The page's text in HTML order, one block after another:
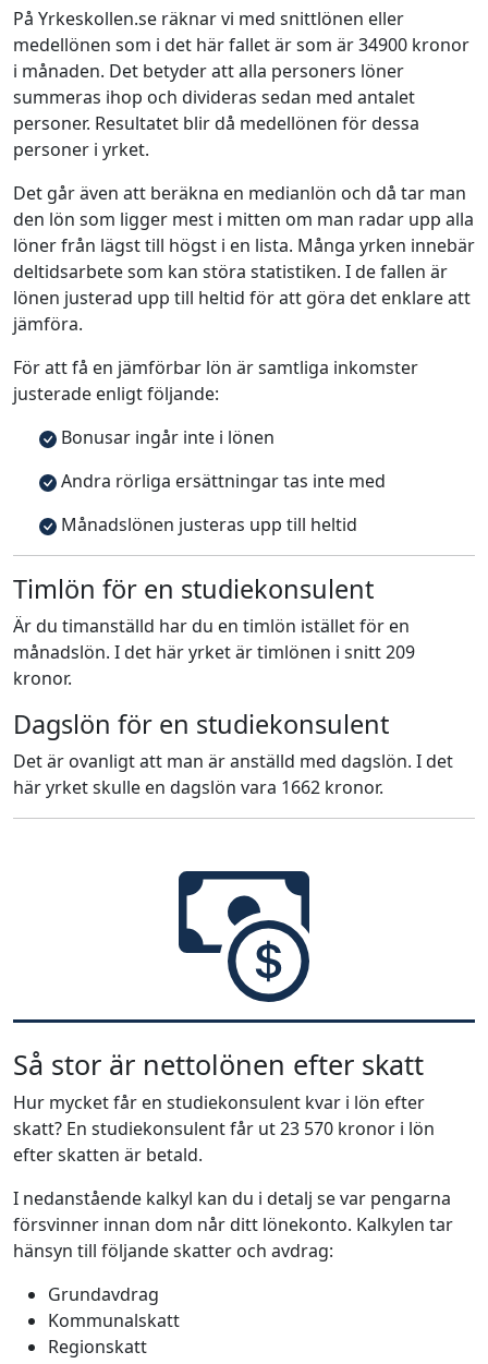
På Yrkeskollen.se räknar vi med snittlönen eller
medellönen som i det här fallet är som är 34900 kronor
i månaden. Det betyder att alla personers löner
summeras ihop och divideras sedan med antalet
personer. Resultatet blir då medellönen för dessa
personer i yrket.
Det går även att beräkna en medianlön och då tar man
den lön som ligger mest i mitten om man radar upp alla
löner från lägst till högst i en lista. Många yrken innebär
deltidsarbete som kan störa statistiken. I de fallen är
lönen justerad upp till heltid för att göra det enklare att
jämföra.
För att få en jämförbar lön är samtliga inkomster
justerade enligt följande:
Bonusar ingår inte i lönen
Andra rörliga ersättningar tas inte med
Månadslönen justeras upp till heltid
Timlön för en studiekonsulent
Är du timanställd har du en timlön istället för en
månadslön. I det här yrket är timlönen i snitt 209
kronor.
Dagslön för en studiekonsulent
Det är ovanligt att man är anställd med dagslön. I det
här yrket skulle en dagslön vara 1662 kronor.
Så stor är nettolönen efter skatt
Hur mycket får en studiekonsulent kvar i lön efter
skatt? En studiekonsulent får ut 23 570 kronor i lön
efter skatten är betald.
I nedanstående kalkyl kan du i detalj se var pengarna
försvinner innan dom når ditt lönekonto. Kalkylen tar
hänsyn till följande skatter och avdrag:
Grundavdrag
Kommunalskatt
Regionskatt